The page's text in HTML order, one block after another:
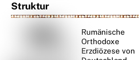
Struktur
Rumänische
Orthodoxe
Erzdiözese von